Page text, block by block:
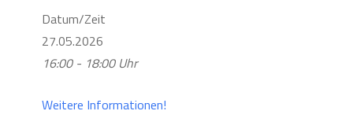
Datum/Zeit
27.05.2026
16:00 - 18:00 Uhr
Weitere Informationen!